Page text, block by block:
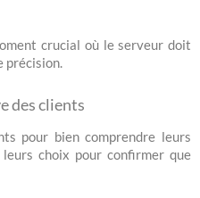
crucial où le serveur doit
précision.
des clients
pour bien comprendre leurs
choix pour confirmer que